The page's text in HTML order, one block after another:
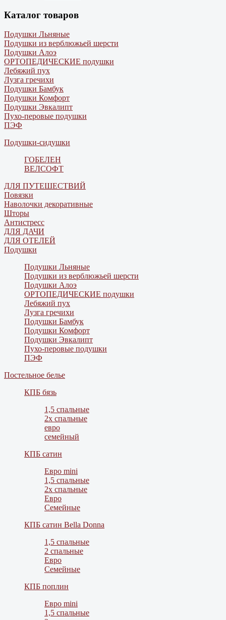
Каталог товаров
Подушки Льняные
Подушки из верблюжьей шерсти
Подушки Алоэ
ОРТОПЕДИЧЕСКИЕ подушки
Лебяжий пух
Лузга гречихи
Подушки Бамбук
Подушки Комфорт
Подушки Эвкалипт
Пухо-перовые подушки
ПЭФ
Подушки-сидушки
ГОБЕЛЕН
ВЕЛСОФТ
ДЛЯ ПУТЕШЕСТВИЙ
Повязки
Наволочки декоративные
Шторы
Антистресс
ДЛЯ ДАЧИ
ДЛЯ ОТЕЛЕЙ
Подушки
Подушки Льняные
Подушки из верблюжьей шерсти
Подушки Алоэ
ОРТОПЕДИЧЕСКИЕ подушки
Лебяжий пух
Лузга гречихи
Подушки Бамбук
Подушки Комфорт
Подушки Эвкалипт
Пухо-перовые подушки
ПЭФ
Постельное белье
КПБ бязь
1,5 спальные
2х спальные
евро
семейный
КПБ сатин
Евро mini
1,5 спальные
2х спальные
Евро
Семейные
КПБ сатин Bella Donna
1,5 спальные
2 спальные
Евро
Семейные
КПБ поплин
Евро mini
1,5 спальные